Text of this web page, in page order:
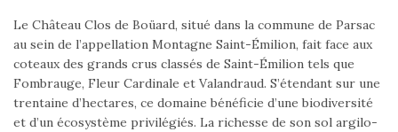
Le Château Clos de Boüard, situé dans la commune de Parsac
au sein de l’appellation Montagne Saint-Émilion, fait face aux
coteaux des grands crus classés de Saint-Émilion tels que
Fombrauge, Fleur Cardinale et Valandraud. S’étendant sur une
trentaine d’hectares, ce domaine bénéficie d’une biodiversité
et d’un écosystème privilégiés. La richesse de son sol argilo-